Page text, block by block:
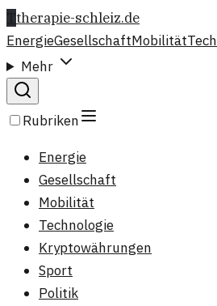
Ttherapie-schleiz.de
EnergieGesellschaftMobilität
Mehr
Rubriken
Energie
Gesellschaft
Mobilität
Technologie
Kryptowährungen
Sport
Politik